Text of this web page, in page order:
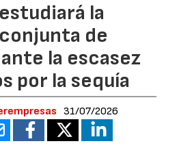
la
de
la escasez
por la sequía
31/07/2026